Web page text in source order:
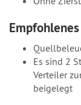
Es sind 2
Verteiler
beigelegt